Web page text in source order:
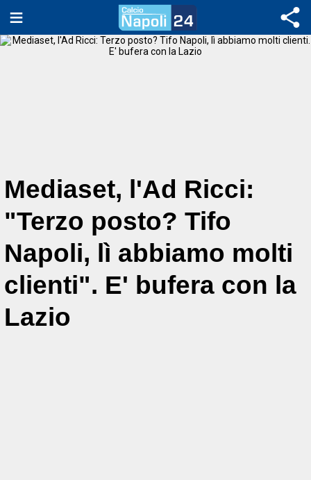
Mediaset, l'Ad Ricci:
"Terzo posto? Tifo
Napoli, lì abbiamo molti
clienti". E' bufera con la
Lazio